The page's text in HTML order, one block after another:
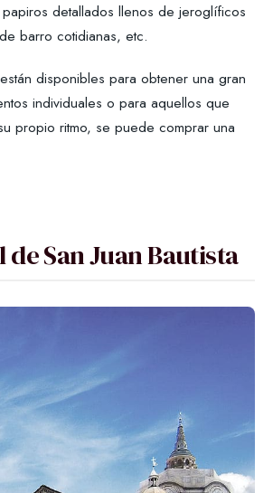
detallados llenos de jeroglíficos
barro cotidianas, etc.
disponibles para obtener una gran
individuales o para aquellos que
propio ritmo, se puede comprar una
de San Juan Bautista